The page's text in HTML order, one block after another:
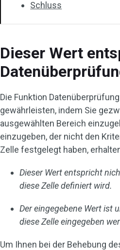
Schluss
Dieser Wert
Die Funktion
gewährleisten, indem Sie
ausgewählten Bereich
einzugeben, der nicht den
Zelle festgelegt haben,
Dieser Wert entspricht
diese Zelle definiert wird.
Der eingegebene Wert ist
diese Zelle eingegeben
Um Ihnen bei der Behebung